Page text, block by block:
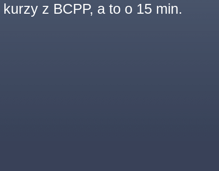
kurzy z BCPP, a to o 15 min.